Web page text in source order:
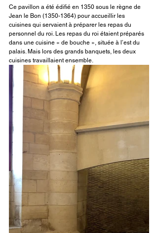
Ce pavillon a été édifié en 1350 sous le règne de
Jean le Bon (1350-1364) pour accueillir les
cuisines qui servaient à préparer les repas du
personnel du roi. Les repas du roi étaient préparés
dans une cuisine « de bouche », située à l’est du
palais. Mais lors des grands banquets, les deux
cuisines travaillaient ensemble.